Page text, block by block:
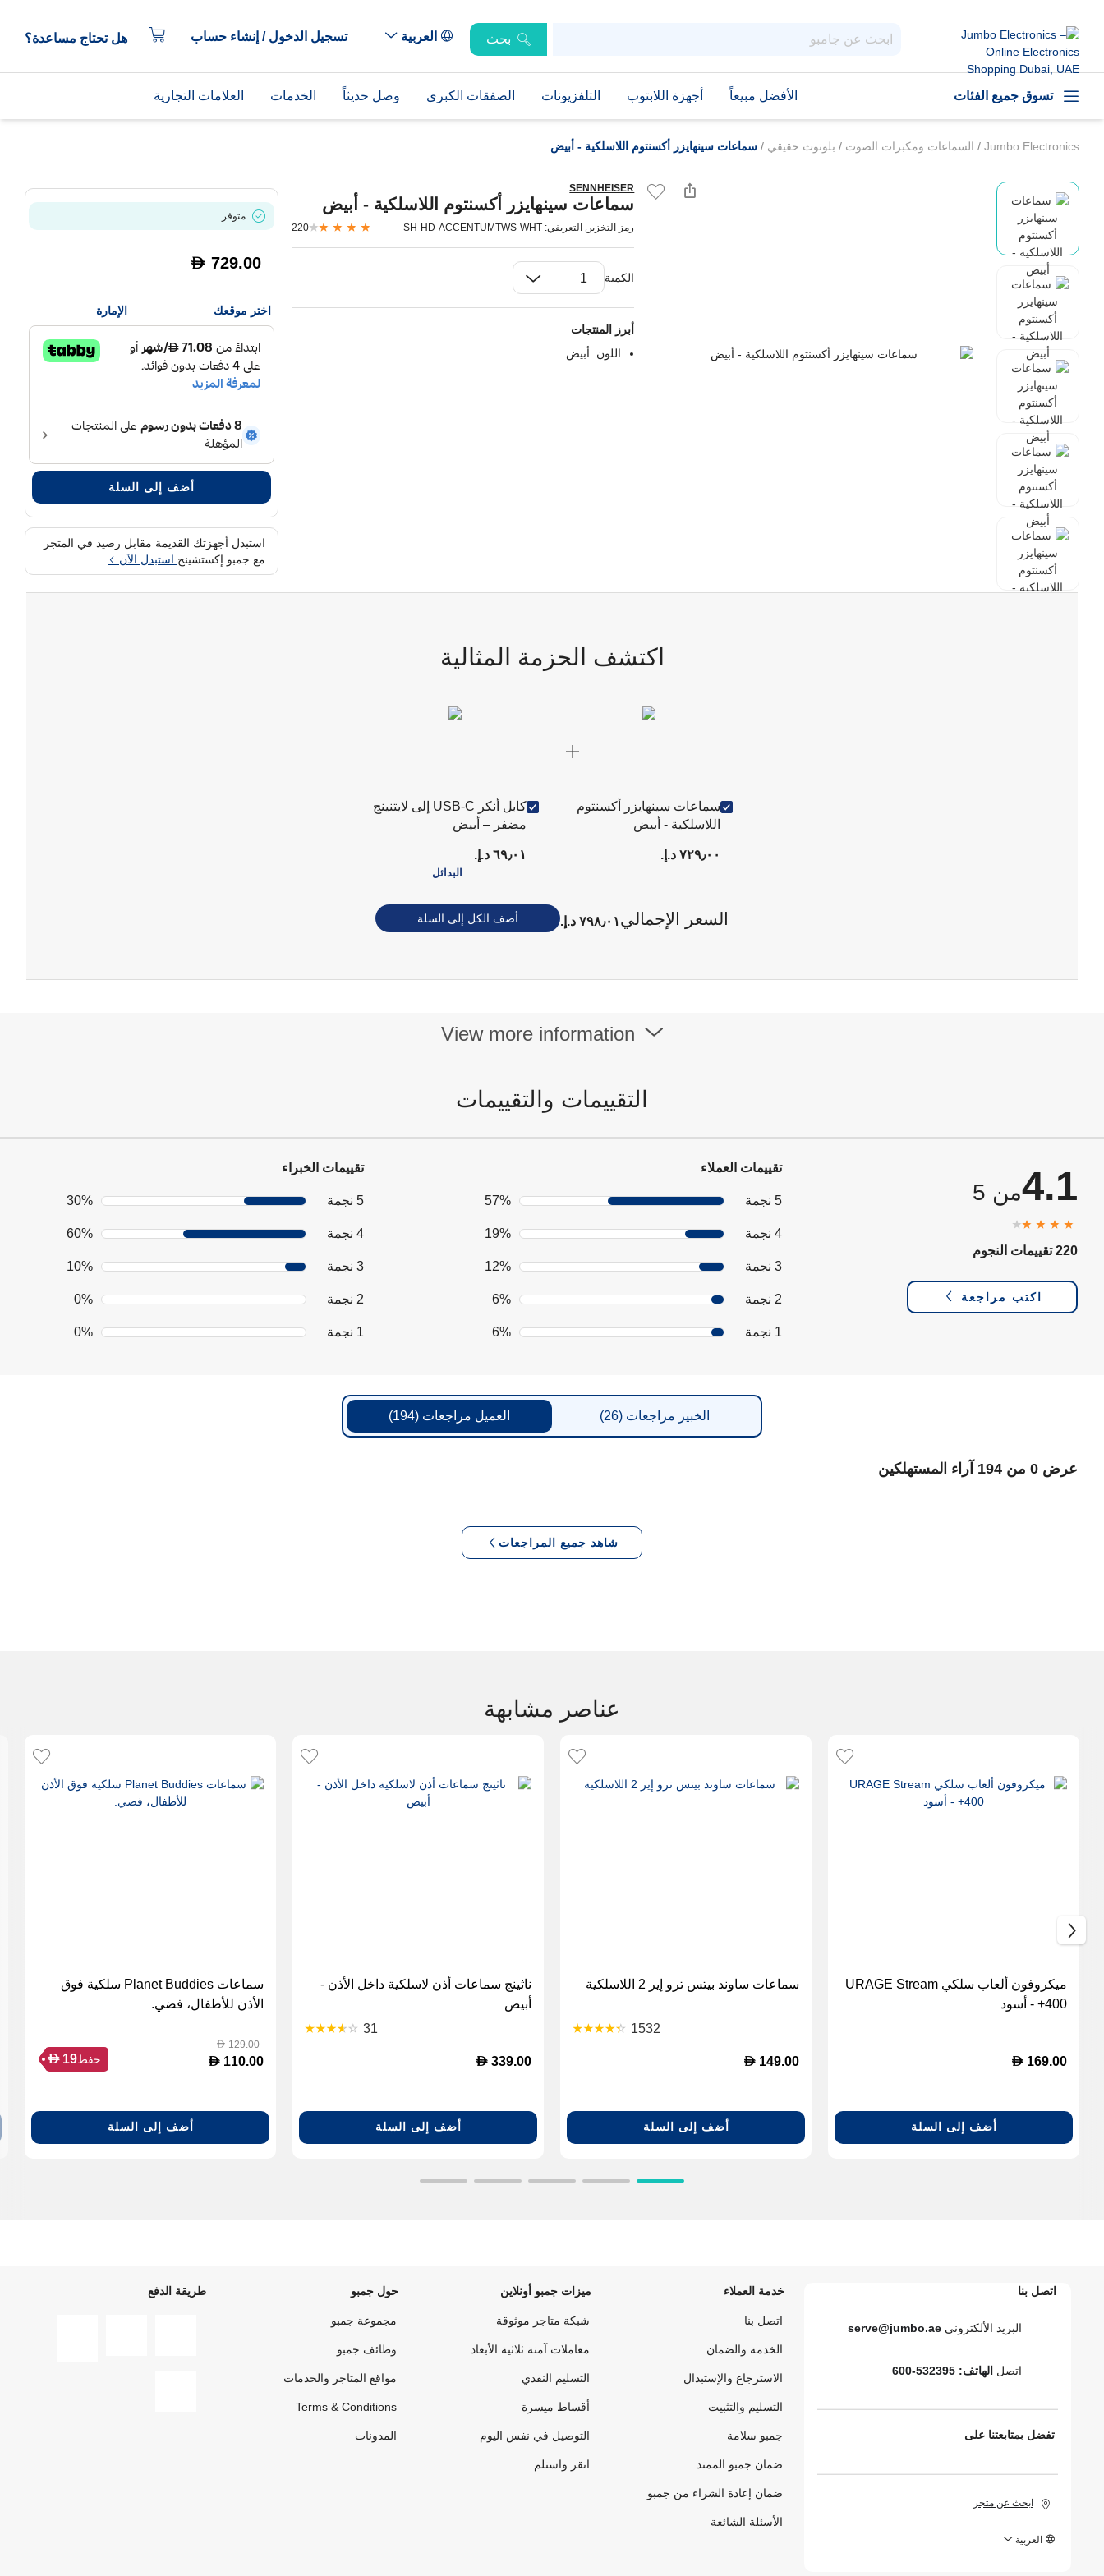
بحث العربية تسجيل الدخول / إنشاء حساب هل تحتاج مساعدة؟
تسوق جميع الفئات الأفضل مبيعاً أجهزة اللابتوب التلفزيونات الصفقات الكبرى وصل حديثاً الخدمات العلامات التجارية
Jumbo Electronics
/ السماعات ومكبرات الصوت / بلوتوث حقيقي / سماعات سينهايزر أكسنتوم اللاسلكية - أبيض
SENNHEISER
سماعات سينهايزر أكسنتوم اللاسلكية - أبيض
رمز التخزين التعريفي: SH-HD-ACCENTUMTWS-WHT 220
الكمية
أبرز المنتجات
اللون: أبيض
متوفر
D 729.00
اختر موقعك الإمارة
أضف إلى السلة
استبدل أجهزتك القديمة مقابل رصيد في المتجر
مع جمبو إكستشينج استبدل الآن
اكتشف الحزمة المثالية
سماعات سينهايزر أكسنتوم
اللاسلكية - أبيض
٧٢٩٫٠٠ د.إ.‏
كابل أنكر USB-C إلى لايتنينج
مضفر – أبيض
٦٩٫٠١ د.إ.‏
البدائل
السعر الإجمالي٧٩٨٫٠١ د.إ.‏ أضف الكل إلى السلة
View more information
التقييمات والتقييمات
4.1من 5
220 تقييمات النجوم
اكتب مراجعة
تقييمات العملاء
5 نجمة 57%
4 نجمة 19%
3 نجمة 12%
2 نجمة 6%
1 نجمة 6%
تقييمات الخبراء
5 نجمة 30%
4 نجمة 60%
3 نجمة 10%
2 نجمة 0%
1 نجمة 0%
العميل مراجعات (194) الخبير مراجعات (26)
عرض 0 من 194 آراء المستهلكين
شاهد جميع المراجعات
عناصر مشابهة
ميكروفون ألعاب سلكي URAGE Stream
400+ - أسود
D 169.00
أضف إلى السلة
سماعات ساوند بيتس ترو إير 2 اللاسلكية
1532
D 149.00
أضف إلى السلة
ناثينج سماعات أذن لاسلكية داخل الأذن -
أبيض
31
D 339.00
أضف إلى السلة
سماعات Planet Buddies سلكية فوق
الأذن للأطفال، فضي.
D129.00
D 110.00 حفظ D 19
أضف إلى السلة
اتصل بنا
البريد الألكتروني serve@jumbo.ae
اتصلالهاتف: 532395-600
تفضل بمتابعتنا على
ابحث عن متجر
العربية
خدمة العملاء
اتصل بنا
الخدمة والضمان
الاسترجاع والإستبدال
التسليم والتثبيت
جمبو سلامة
ضمان جمبو الممتد
ضمان إعادة الشراء من جمبو
الأسئلة الشائعة
ميزات جمبو أونلاين
شبكة متاجر موثوقة
معاملات آمنة ثلاثية الأبعاد
التسليم النقدي
أقساط ميسرة
التوصيل في نفس اليوم
انقر واستلم
حول جمبو
مجموعة جمبو
وظائف جمبو
مواقع المتاجر والخدمات
Terms & Conditions
المدونات
طريقة الدفع